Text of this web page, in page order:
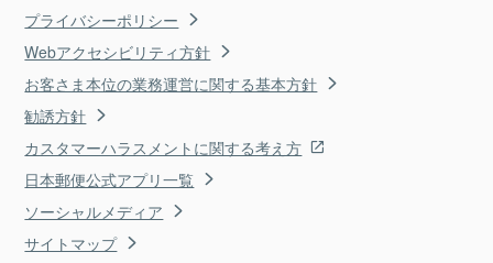
プライバシーポリシー
Webアクセシビリティ方針
お客さま本位の業務運営に関する基本方針
勧誘方針
カスタマーハラスメントに関する考え方
日本郵便公式アプリ一覧
ソーシャルメディア
サイトマップ